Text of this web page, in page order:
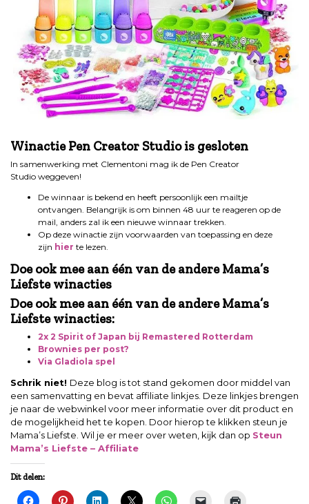
Winactie Pen Creator Studio is gesloten
In samenwerking met Clementoni mag ik de Pen Creator
Studio weggeven!
De winnaar is bekend en heeft persoonlijk een mailtje
ontvangen. Belangrijk is om binnen 48 uur te reageren op de
mail, anders zal ik een nieuwe winnaar trekken.
Op deze winactie zijn voorwaarden van toepassing en deze
zijn hier te lezen.
Doe ook mee aan één van de andere Mama’s
Liefste winacties
Doe ook mee aan één van de andere Mama’s
Liefste winacties:
2x 2 Spirit of Japan bij Remastered Rotterdam
Brownies per post?
Via Gladiola spel
Schrik niet! Deze blog is tot stand gekomen door middel van
een samenvatting en bevat affiliate linkjes. Deze linkjes brengen
je naar de webwinkel voor meer informatie over dit product en
de mogelijkheid het te kopen. Door hierop te klikken steun je
Mama’s Liefste. Wil je er meer over weten, kijk dan op Steun
Mama’s Liefste – Affiliate
Dit delen: